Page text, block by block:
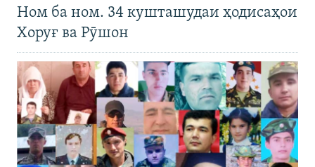
Ном ба ном. 34 кушташудаи ҳодисаҳои
Хоруғ ва Рӯшон